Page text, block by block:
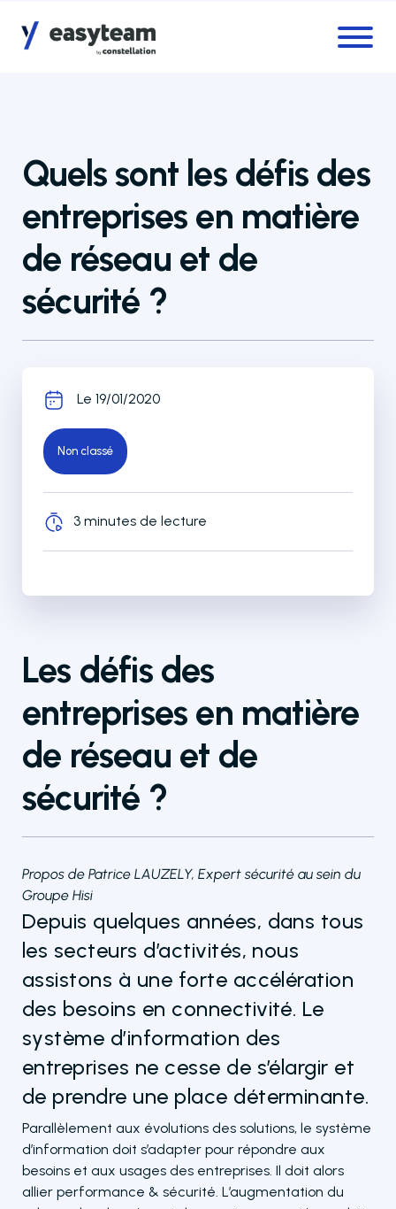
Quels sont les défis des
entreprises en matière
de réseau et de
sécurité ?
Le 19/01/2020
Non classé
3 minutes de lecture
Les défis des
entreprises en matière
de réseau et de
sécurité ?
Propos de Patrice LAUZELY, Expert sécurité au sein du
Groupe Hisi
Depuis quelques années, dans tous
les secteurs d’activités, nous
assistons à une forte accélération
des besoins en connectivité. Le
système d’information des
entreprises ne cesse de s’élargir et
de prendre une place déterminante.
Parallèlement aux évolutions des solutions, le système
d’information doit s’adapter pour répondre aux
besoins et aux usages des entreprises. Il doit alors
allier performance & sécurité. L’augmentation du